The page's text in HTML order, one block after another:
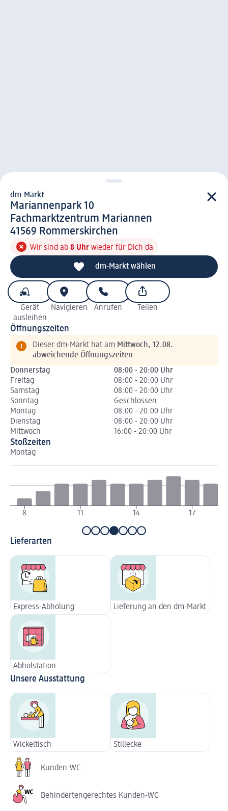
d m-Markt
dm-Markt
Mariannenpark 10
Fachmarktzentrum Mariannen
4 1 5 6 9
41569 Rommerskirchen
Wir sind ab 8 Uhr wieder für Dich da
dm-Markt wählen
Gerät
ausleihen
Navigieren Anrufen Teilen
Öffnungszeiten
Dieser dm-Markt hat am Mittwoch, 12.08.
abweichende Öffnungszeiten.
Donnerstag
08:00 - 20:00 Uhr
Freitag
08:00 - 20:00 Uhr
Samstag
08:00 - 20:00 Uhr
Sonntag
Geschlossen
Montag
08:00 - 20:00 Uhr
Dienstag
08:00 - 20:00 Uhr
Mittwoch
16:00 - 20:00 Uhr
Stoßzeiten
Montag
8 11 14 17
Lieferarten
Express-Abholung Lieferung an den dm-Markt
Abholstation
Unsere Ausstattung
Wickeltisch Stillecke
Kunden-WC
Behindertengerechtes Kunden-WC